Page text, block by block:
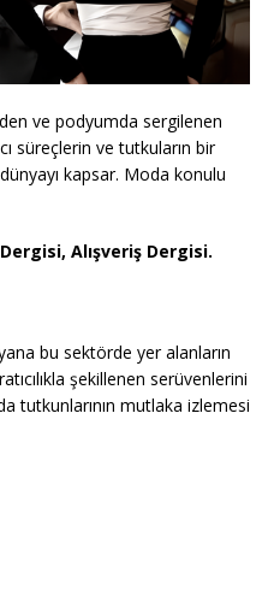
ve podyumda sergilenen
süreçlerin ve tutkuların bir
kapsar. Moda konulu
Alışveriş Dergisi.
bu sektörde yer alanların
şekillenen serüvenlerini
tutkunlarının mutlaka izlemesi